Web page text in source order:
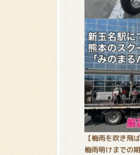
【梅雨を吹き飛
梅雨明けまでの